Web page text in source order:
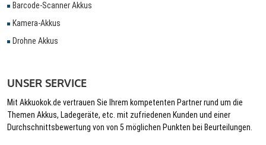
Barcode-Scanner Akkus
Kamera-Akkus
Drohne Akkus
UNSER SERVICE
Mit Akkuokok.de vertrauen Sie Ihrem kompetenten Partner rund um die
Themen Akkus, Ladegeräte, etc. mit zufriedenen Kunden und einer
Durchschnittsbewertung von von 5 möglichen Punkten bei Beurteilungen.